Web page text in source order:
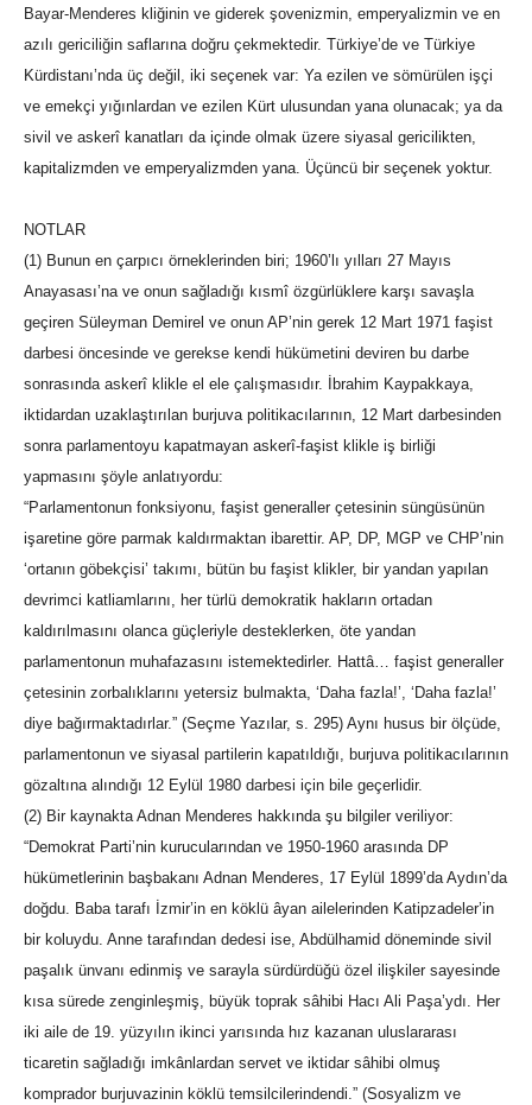
Bayar-Menderes kliğinin ve giderek şovenizmin, emperyalizmin ve en
azılı gericiliğin saflarına doğru çekmektedir. Türkiye’de ve Türkiye
Kürdistanı’nda üç değil, iki seçenek var: Ya ezilen ve sömürülen işçi
ve emekçi yığınlardan ve ezilen Kürt ulusundan yana olunacak; ya da
sivil ve askerî kanatları da içinde olmak üzere siyasal gericilikten,
kapitalizmden ve emperyalizmden yana. Üçüncü bir seçenek yoktur.
NOTLAR
(1) Bunun en çarpıcı örneklerinden biri; 1960’lı yılları 27 Mayıs
Anayasası’na ve onun sağladığı kısmî özgürlüklere karşı savaşla
geçiren Süleyman Demirel ve onun AP’nin gerek 12 Mart 1971 faşist
darbesi öncesinde ve gerekse kendi hükümetini deviren bu darbe
sonrasında askerî klikle el ele çalışmasıdır. İbrahim Kaypakkaya,
iktidardan uzaklaştırılan burjuva politikacılarının, 12 Mart darbesinden
sonra parlamentoyu kapatmayan askerî-faşist klikle iş birliği
yapmasını şöyle anlatıyordu:
“Parlamentonun fonksiyonu, faşist generaller çetesinin süngüsünün
işaretine göre parmak kaldırmaktan ibarettir. AP, DP, MGP ve CHP’nin
‘ortanın göbekçisi’ takımı, bütün bu faşist klikler, bir yandan yapılan
devrimci katliamlarını, her türlü demokratik hakların ortadan
kaldırılmasını olanca güçleriyle desteklerken, öte yandan
parlamentonun muhafazasını istemektedirler. Hattâ… faşist generaller
çetesinin zorbalıklarını yetersiz bulmakta, ‘Daha fazla!’, ‘Daha fazla!’
diye bağırmaktadırlar.” (Seçme Yazılar, s. 295) Aynı husus bir ölçüde,
parlamentonun ve siyasal partilerin kapatıldığı, burjuva politikacılarının
gözaltına alındığı 12 Eylül 1980 darbesi için bile geçerlidir.
(2) Bir kaynakta Adnan Menderes hakkında şu bilgiler veriliyor:
“Demokrat Parti’nin kurucularından ve 1950-1960 arasında DP
hükümetlerinin başbakanı Adnan Menderes, 17 Eylül 1899’da Aydın’da
doğdu. Baba tarafı İzmir’in en köklü âyan ailelerinden Katipzadeler’in
bir koluydu. Anne tarafından dedesi ise, Abdülhamid döneminde sivil
paşalık ünvanı edinmiş ve sarayla sürdürdüğü özel ilişkiler sayesinde
kısa sürede zenginleşmiş, büyük toprak sâhibi Hacı Ali Paşa’ydı. Her
iki aile de 19. yüzyılın ikinci yarısında hız kazanan uluslararası
ticaretin sağladığı imkânlardan servet ve iktidar sâhibi olmuş
komprador burjuvazinin köklü temsilcilerindendi.” (Sosyalizm ve